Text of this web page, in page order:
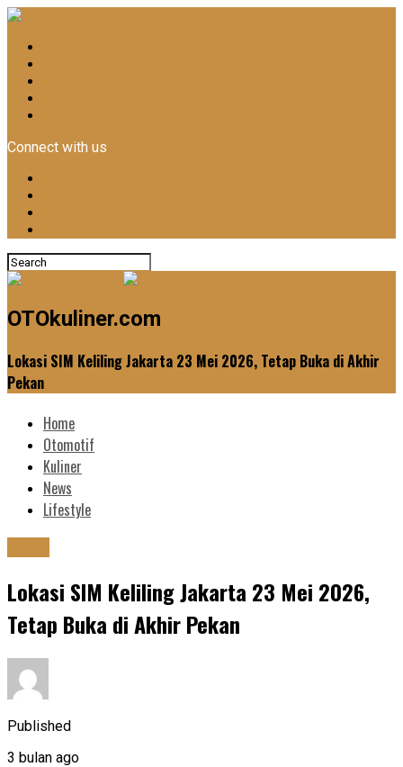
Connect with us
OTOkuliner.com
Lokasi SIM Keliling Jakarta 23 Mei 2026, Tetap Buka di Akhir
Pekan
Home
Otomotif
Kuliner
News
Lifestyle
Lokasi SIM Keliling Jakarta 23 Mei 2026,
Tetap Buka di Akhir Pekan
Published
3 bulan ago